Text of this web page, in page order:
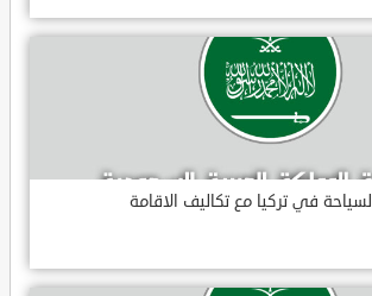
في تركيا مع تكاليف الاقامة